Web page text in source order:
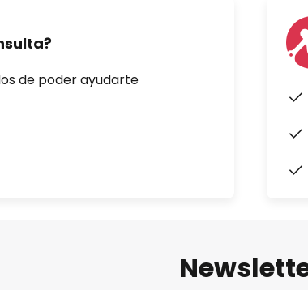
de poder ayudarte